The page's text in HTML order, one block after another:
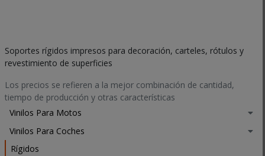
Vinilos Para Motos
Vinilos Para Coches
Rígidos
n
g
e
l
I
B
O
D
Soportes rígidos impresos para decoración, carteles, rótulos y
revestimiento de superficies
Los precios se refieren a la mejor combinación de cantidad,
tiempo de producción y otras características